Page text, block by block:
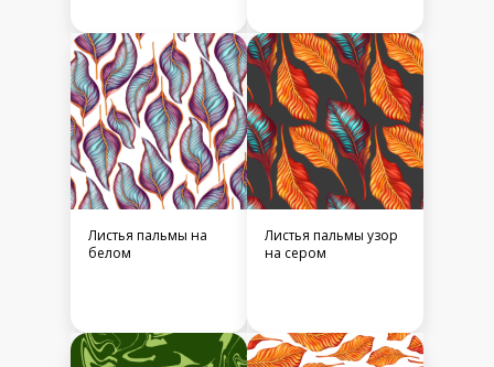
Листья пальмы на
белом
Листья пальмы узор
на сером